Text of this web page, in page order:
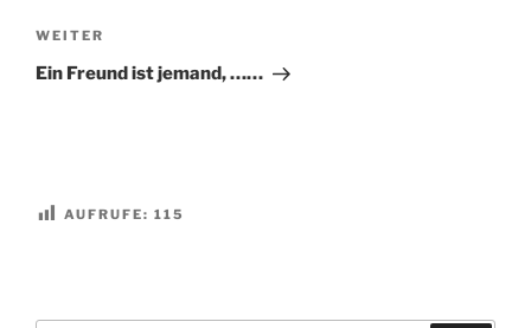
Nächster
Beitrag
WEITER
Ein Freund ist jemand, ……
AUFRUFE: 115